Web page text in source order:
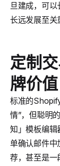
旦建成，可
长远发展至关
定制
牌价值
标准的
情”，但聪明
知」模板编辑
单确认邮件中
荐，甚至是一